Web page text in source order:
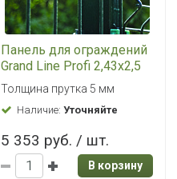
Панель для ограждений
Grand Line Profi 2,43x2,5
RAL 6005 (зеленый)
Толщина прутка 5 мм
Наличие: Уточняйте
5 353 руб. / шт.
В корзину